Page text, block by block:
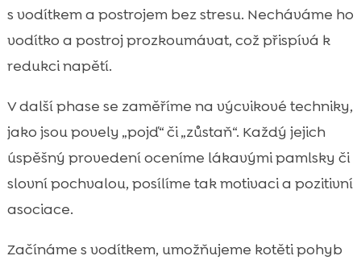
s vodítkem a postrojem bez stresu. Necháváme ho
vodítko a postroj prozkoumávat, což přispívá k
redukci napětí.
V další phase se zaměříme na výcvikové techniky,
jako jsou povely „pojď“ či „zůstaň“. Každý jejich
úspěšný provedení oceníme lákavými pamlsky či
slovní pochvalou, posílíme tak motivaci a pozitivní
asociace.
Začínáme s vodítkem, umožňujeme kotěti pohyb